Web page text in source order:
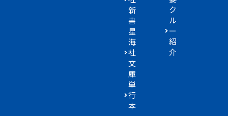
新
書
星
海
社
文
庫
単
行
本
ク
ル
ー
紹
介